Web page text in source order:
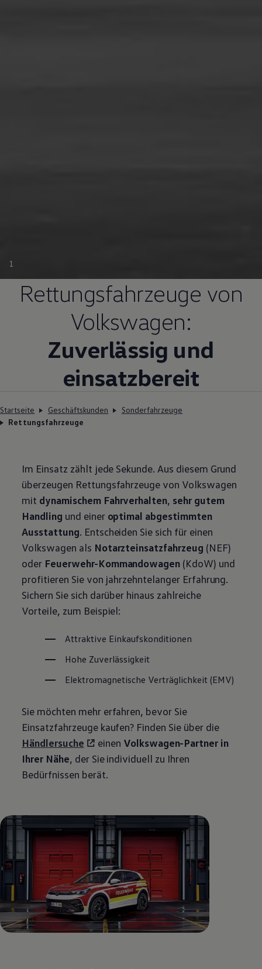
1
Rettungsfahrzeuge von
Volkswagen:
Zuverlässig und
einsatzbereit
Startseite Geschäftskunden
Sonderfahrzeuge
Rettungsfahrzeuge
Im Einsatz zählt jede Sekunde. Aus diesem Grund
überzeugen Rettungsfahrzeuge von Volkswagen
mit dynamischem Fahrverhalten, sehr gutem
Handling und einer optimal abgestimmten
Ausstattung. Entscheiden Sie sich für einen
Volkswagen als Notarzteinsatzfahrzeug (NEF)
oder Feuerwehr-Kommandowagen (KdoW) und
profitieren Sie von jahrzehntelanger Erfahrung.
Sichern Sie sich darüber hinaus zahlreiche
Vorteile, zum Beispiel:
Attraktive Einkaufskonditionen
Hohe Zuverlässigkeit
Elektromagnetische Verträglichkeit (EMV)
Sie möchten mehr erfahren, bevor Sie
Einsatzfahrzeuge kaufen? Finden Sie über die
Händlersuche
einen Volkswagen-Partner in
Ihrer Nähe, der Sie individuell zu Ihren
Bedürfnissen berät.